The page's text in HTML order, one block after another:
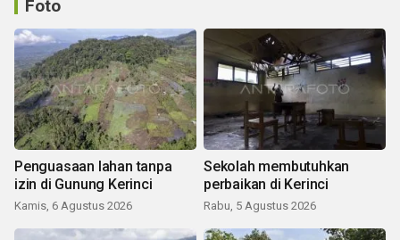
Foto
Penguasaan lahan tanpa
izin di Gunung Kerinci
Kamis, 6 Agustus 2026
Sekolah membutuhkan
perbaikan di Kerinci
Rabu, 5 Agustus 2026